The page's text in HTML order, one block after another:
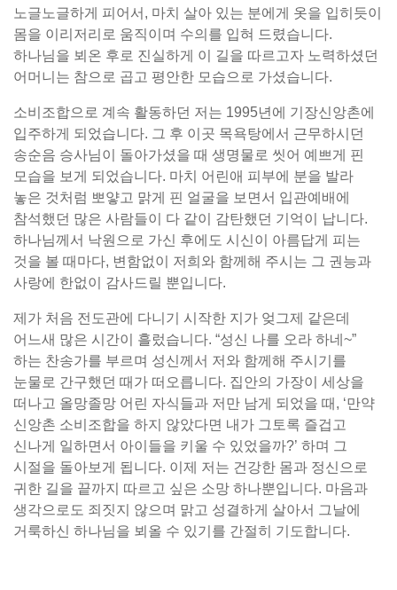
노글노글하게 피어서, 마치 살아 있는 분에게 옷을 입히듯이
몸을 이리저리로 움직이며 수의를 입혀 드렸습니다.
하나님을 뵈온 후로 진실하게 이 길을 따르고자 노력하셨던
어머니는 참으로 곱고 평안한 모습으로 가셨습니다.
소비조합으로 계속 활동하던 저는 1995년에 기장신앙촌에
입주하게 되었습니다. 그 후 이곳 목욕탕에서 근무하시던
송순음 승사님이 돌아가셨을 때 생명물로 씻어 예쁘게 핀
모습을 보게 되었습니다. 마치 어린애 피부에 분을 발라
놓은 것처럼 뽀얗고 맑게 핀 얼굴을 보면서 입관예배에
참석했던 많은 사람들이 다 같이 감탄했던 기억이 납니다.
하나님께서 낙원으로 가신 후에도 시신이 아름답게 피는
것을 볼 때마다, 변함없이 저희와 함께해 주시는 그 권능과
사랑에 한없이 감사드릴 뿐입니다.
제가 처음 전도관에 다니기 시작한 지가 엊그제 같은데
어느새 많은 시간이 흘렀습니다. “성신 나를 오라 하네~”
하는 찬송가를 부르며 성신께서 저와 함께해 주시기를
눈물로 간구했던 때가 떠오릅니다. 집안의 가장이 세상을
떠나고 올망졸망 어린 자식들과 저만 남게 되었을 때, ‘만약
신앙촌 소비조합을 하지 않았다면 내가 그토록 즐겁고
신나게 일하면서 아이들을 키울 수 있었을까?’ 하며 그
시절을 돌아보게 됩니다. 이제 저는 건강한 몸과 정신으로
귀한 길을 끝까지 따르고 싶은 소망 하나뿐입니다. 마음과
생각으로도 죄짓지 않으며 맑고 성결하게 살아서 그날에
거룩하신 하나님을 뵈올 수 있기를 간절히 기도합니다.